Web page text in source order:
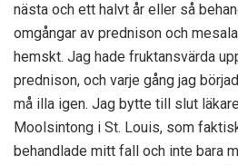
nästa och ett halvt år eller så
omgångar av prednison och
hemskt. Jag hade fruktansvärda
prednison, och varje gång jag
må illa igen. Jag bytte till slut
Moolsintong i St. Louis, som
behandlade mitt fall och inte bara